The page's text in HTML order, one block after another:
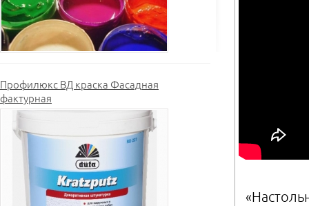
Профилюкс ВД краска Фасадная
фактурная